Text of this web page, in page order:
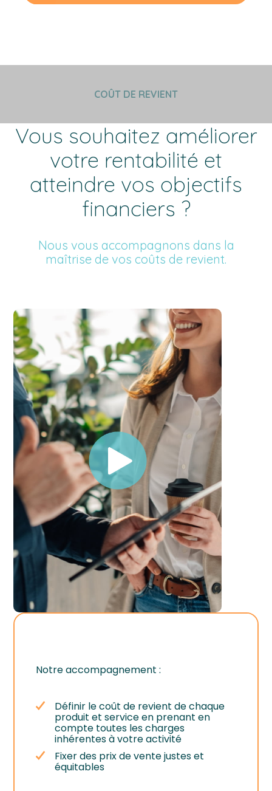
COÛT DE REVIENT
Vous souhaitez améliorer
votre rentabilité et
atteindre vos objectifs
financiers ?
Nous vous accompagnons dans la
maîtrise de vos coûts de revient.
Notre accompagnement :
Définir le coût de revient de chaque
produit et service en prenant en
compte toutes les charges
inhérentes à votre activité
Fixer des prix de vente justes et
équitables